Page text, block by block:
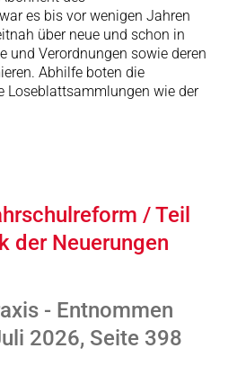
es bis vor wenigen Jahren
über neue und schon in
und Verordnungen sowie deren
Abhilfe boten die
Loseblattsammlungen wie der
/ Teil
der Neuerungen
- Entnommen
2026, Seite 398